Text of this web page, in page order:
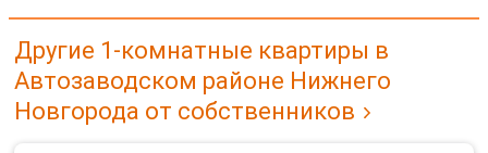
Другие 1-комнатные квартиры в
Автозаводском районе Нижнего
Новгорода от собственников